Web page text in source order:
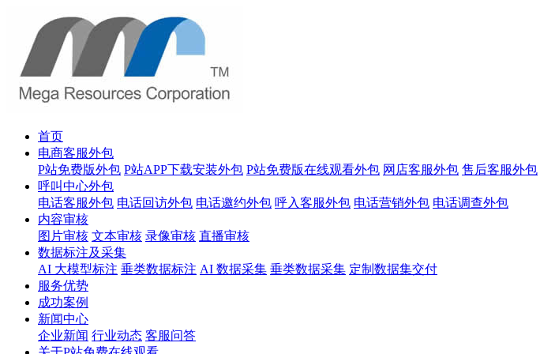
首页
电商客服外包
P站免费版外包 P站APP下载安装外包 P站免费版在线观看外包 网店客服外包 售后客服外包
呼叫中心外包
电话客服外包 电话回访外包 电话邀约外包 呼入客服外包 电话营销外包 电话调查外包
内容审核
图片审核 文本审核 录像审核 直播审核
数据标注及采集
AI 大模型标注 垂类数据标注 AI 数据采集 垂类数据采集 定制数据集交付
服务优势
成功案例
新闻中心
企业新闻 行业动态 客服问答